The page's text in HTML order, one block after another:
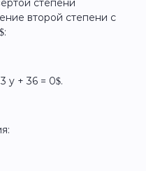
степени
второй степени с
y + 36 = 0$.